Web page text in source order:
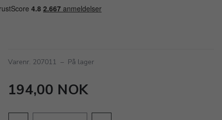
Varenr. 207011 – På lager
194,00 NOK